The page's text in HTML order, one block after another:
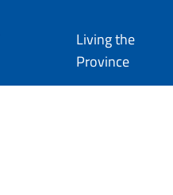
Living the
Province